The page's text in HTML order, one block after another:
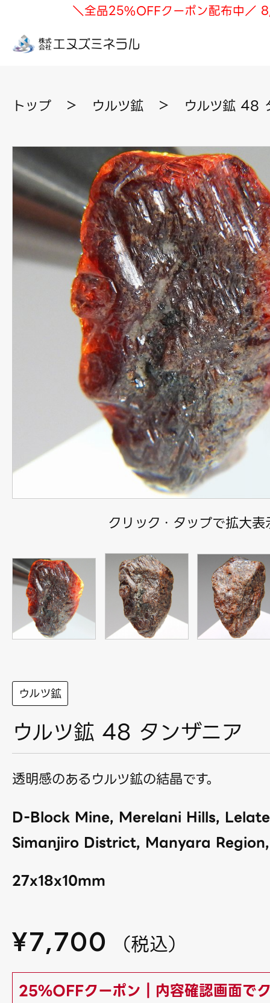
＼全品25%OFFクーポン配布中／
トップ ＞ ウルツ鉱 ＞ ウルツ鉱 48
クリック・タップで拡大表
ウルツ鉱
ウルツ鉱 48 タンザニア
透明感のあるウルツ鉱の結晶です。
D-Block Mine, Merelani Hills,
Simanjiro District, Manyara
27x18x10mm
¥7,700 （税込）
25%OFFクーポン｜内容確認画面で